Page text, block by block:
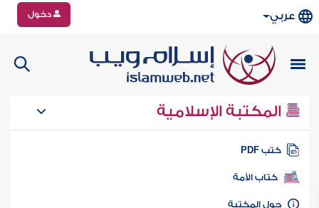
عربي دخول
المكتبة الإسلامية
كتب PDF
كتاب الأمة